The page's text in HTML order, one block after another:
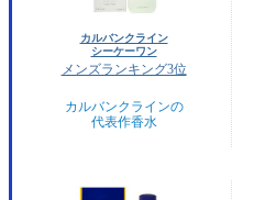
カルバンクライン
シーケーワン
メンズランキング3位
カルバンクラインの
代表作香水